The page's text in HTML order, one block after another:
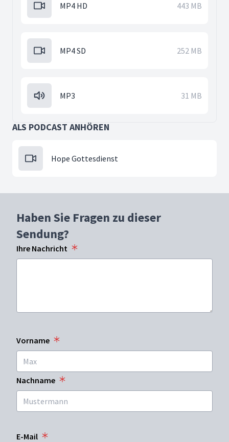
MP4 HD 443 MB
MP4 SD 252 MB
MP3 31 MB
ALS PODCAST ANHÖREN
Hope Gottesdienst
Haben Sie Fragen zu dieser
Sendung?
Ihre Nachricht
Vorname
Nachname
E-Mail